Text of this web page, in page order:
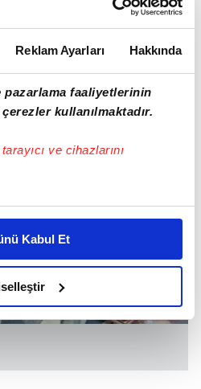
Reklam Ayarları Hakkında
faaliyetlerinin
kullanılmaktadır.
ve cihazlarını
halinde sizlere özel
Bunu yaparken
bir reklam deneyimi sunmak
sunabilmek adına
ve bu noktada,
noktasında tek gelir
Kabul Et